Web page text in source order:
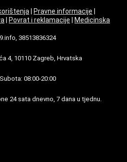
| Pravne informacije |
| Povrat i reklamacije | Medicinska
38513836324
4, 10110 Zagreb, Hrvatska
08:00-20:00
24 sata dnevno, 7 dana u tjednu.